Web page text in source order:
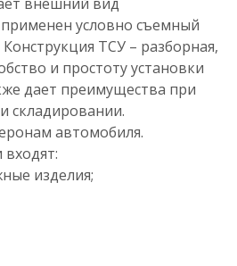
условно съемный
ТСУ – разборная,
и простоту установки
дает преимущества при
складировании.
автомобиля.
изделия;